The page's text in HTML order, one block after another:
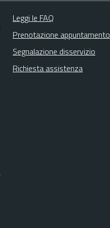
Leggi le FAQ
Prenotazione appuntamento
Segnalazione disservizio
Richiesta assistenza